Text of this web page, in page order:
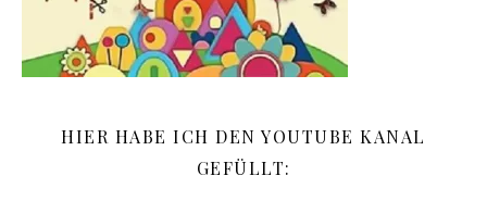
HIER HABE ICH DEN YOUTUBE KANAL
GEFÜLLT: